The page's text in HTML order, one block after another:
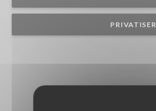
PRIVATISER